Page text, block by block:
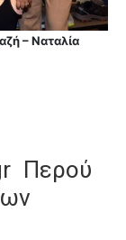
– Ναταλία
Περού